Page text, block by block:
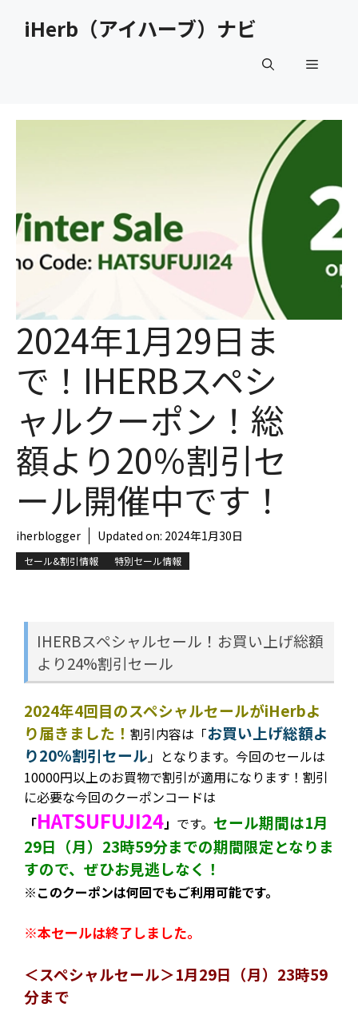
iHerb（アイハーブ）ナビ
メ
ー
2024年1月29日ま
で！IHERBスペシ
ャルクーポン！総
額より20％割引セ
ール開催中です！
iherblogger Updated on: 2024年1月30日
セール&割引情報 特別セール情報
IHERBスペシャルセール！お買い上げ総額
より24%割引セール
2024年4回目のスペシャルセールがiHerbよ
り届きました！ 割引内容は 「お買い上げ総額よ
り20%割引セール 」となります。今回のセールは
10000円以上のお買物で割引が適用になります！割引
に必要な今回のクーポンコードは
「HATSUFUJI24」 です。 セール期間は1月
29日（月）23時59分までの期間限定となりま
すので、ぜひお見逃しなく！
※このクーポンは何回でもご利用可能です。
※本セールは終了しました。
＜スペシャルセール＞1月29日（月）23時59
分まで